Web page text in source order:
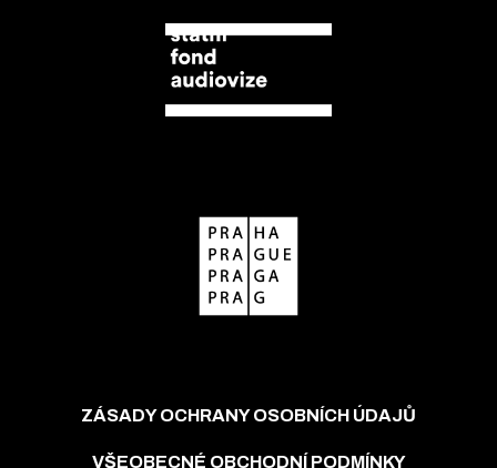
ZÁSADY OCHRANY OSOBNÍCH ÚDAJŮ
VŠEOBECNÉ OBCHODNÍ PODMÍNKY